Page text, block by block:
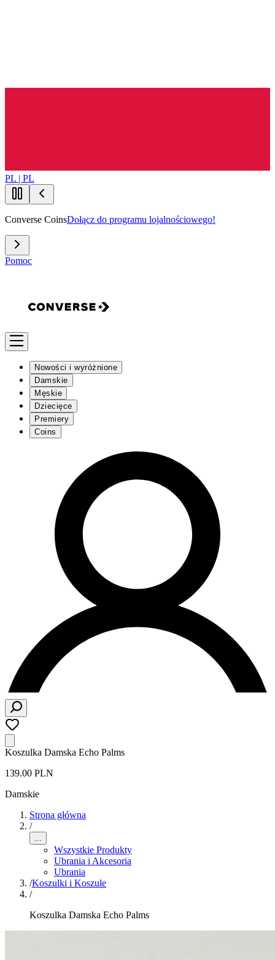
PL | PL
Converse CoinsDołącz do programu lojalnościowego!
Pomoc
Nowości i wyróżnione
Damskie
Męskie
Dziecięce
Premiery
Coins
Koszulka Damska Echo Palms
139.00 PLN
Damskie
Strona główna
/
...
Wszystkie Produkty
Ubrania i Akcesoria
Ubrania
/Koszulki i Koszule
/
Koszulka Damska Echo Palms